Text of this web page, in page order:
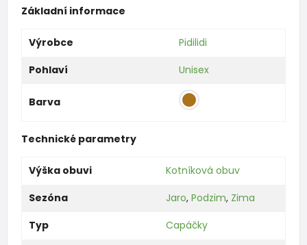
Základní informace
Výrobce
Pidilidi
Pohlaví
Unisex
Barva
Technické parametry
Výška obuvi
Kotníková obuv
Sezóna
Jaro, Podzim, Zima
Typ
Capáčky